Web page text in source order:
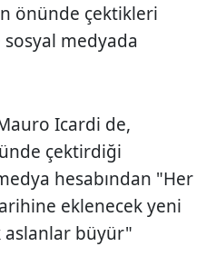
önünde çektikleri
medyada
Icardi de,
çektirdiği
hesabından "Her
eklenecek yeni
aslanlar büyür"